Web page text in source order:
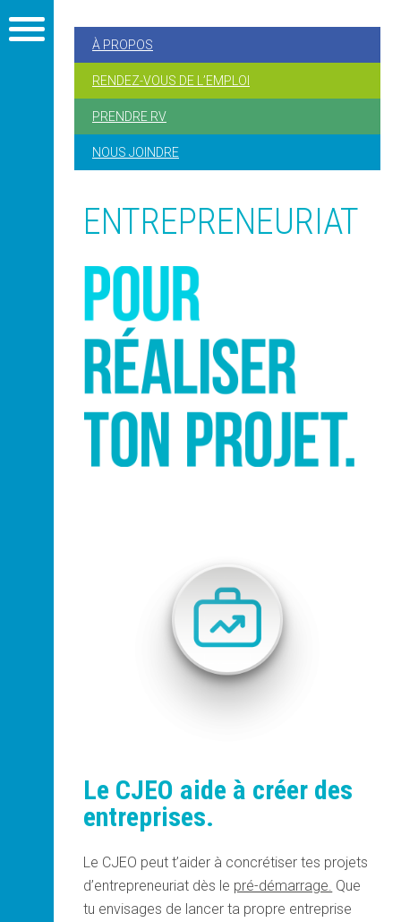
À PROPOS
RENDEZ-VOUS DE L’EMPLOI
PRENDRE RV
NOUS JOINDRE
ENTREPRENEURIAT
Le CJEO aide à créer des
entreprises.
Le CJEO peut t’aider à concrétiser tes projets
d’entrepreneuriat dès le pré-démarrage. Que
tu envisages de lancer ta propre entreprise